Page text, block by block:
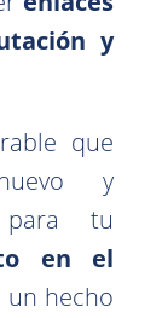
y
que
y
para tu
en el
un hecho